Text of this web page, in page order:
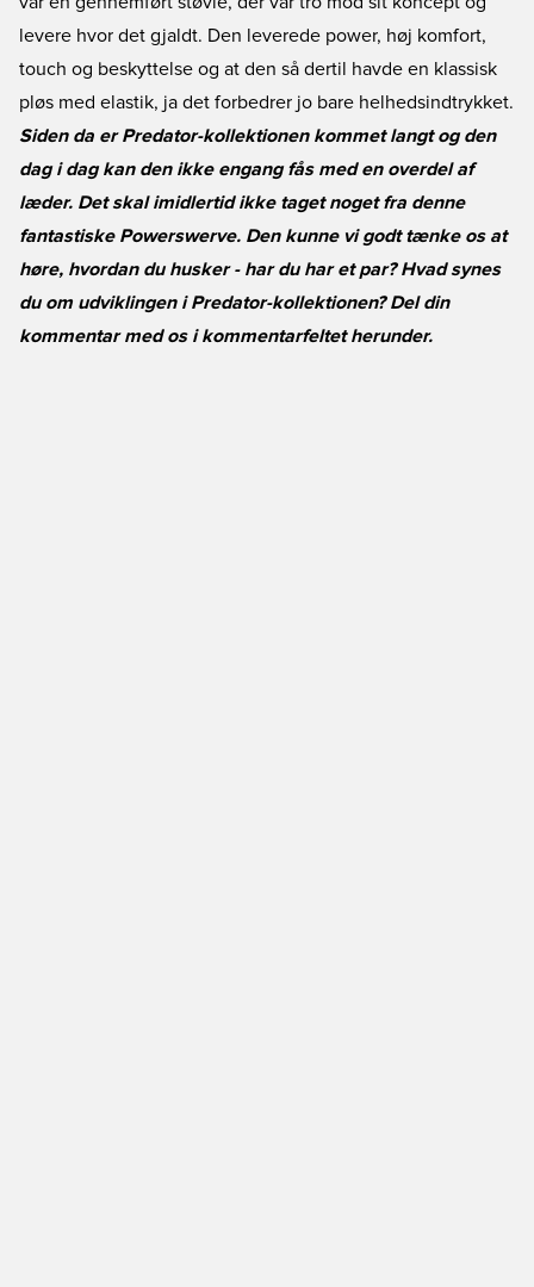
levere hvor det gjaldt. Den leverede power, høj komfort,
touch og beskyttelse og at den så dertil havde en klassisk
pløs med elastik, ja det forbedrer jo bare helhedsindtrykket.
Siden da er Predator-kollektionen kommet langt og den
dag i dag kan den ikke engang fås med en overdel af
læder. Det skal imidlertid ikke taget noget fra denne
fantastiske Powerswerve. Den kunne vi godt tænke os at
høre, hvordan du husker - har du har et par? Hvad synes
du om udviklingen i Predator-kollektionen? Del din
kommentar med os i kommentarfeltet herunder.